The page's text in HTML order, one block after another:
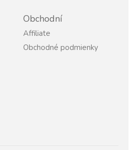
Obchodní
Affiliate
Obchodné podmienky